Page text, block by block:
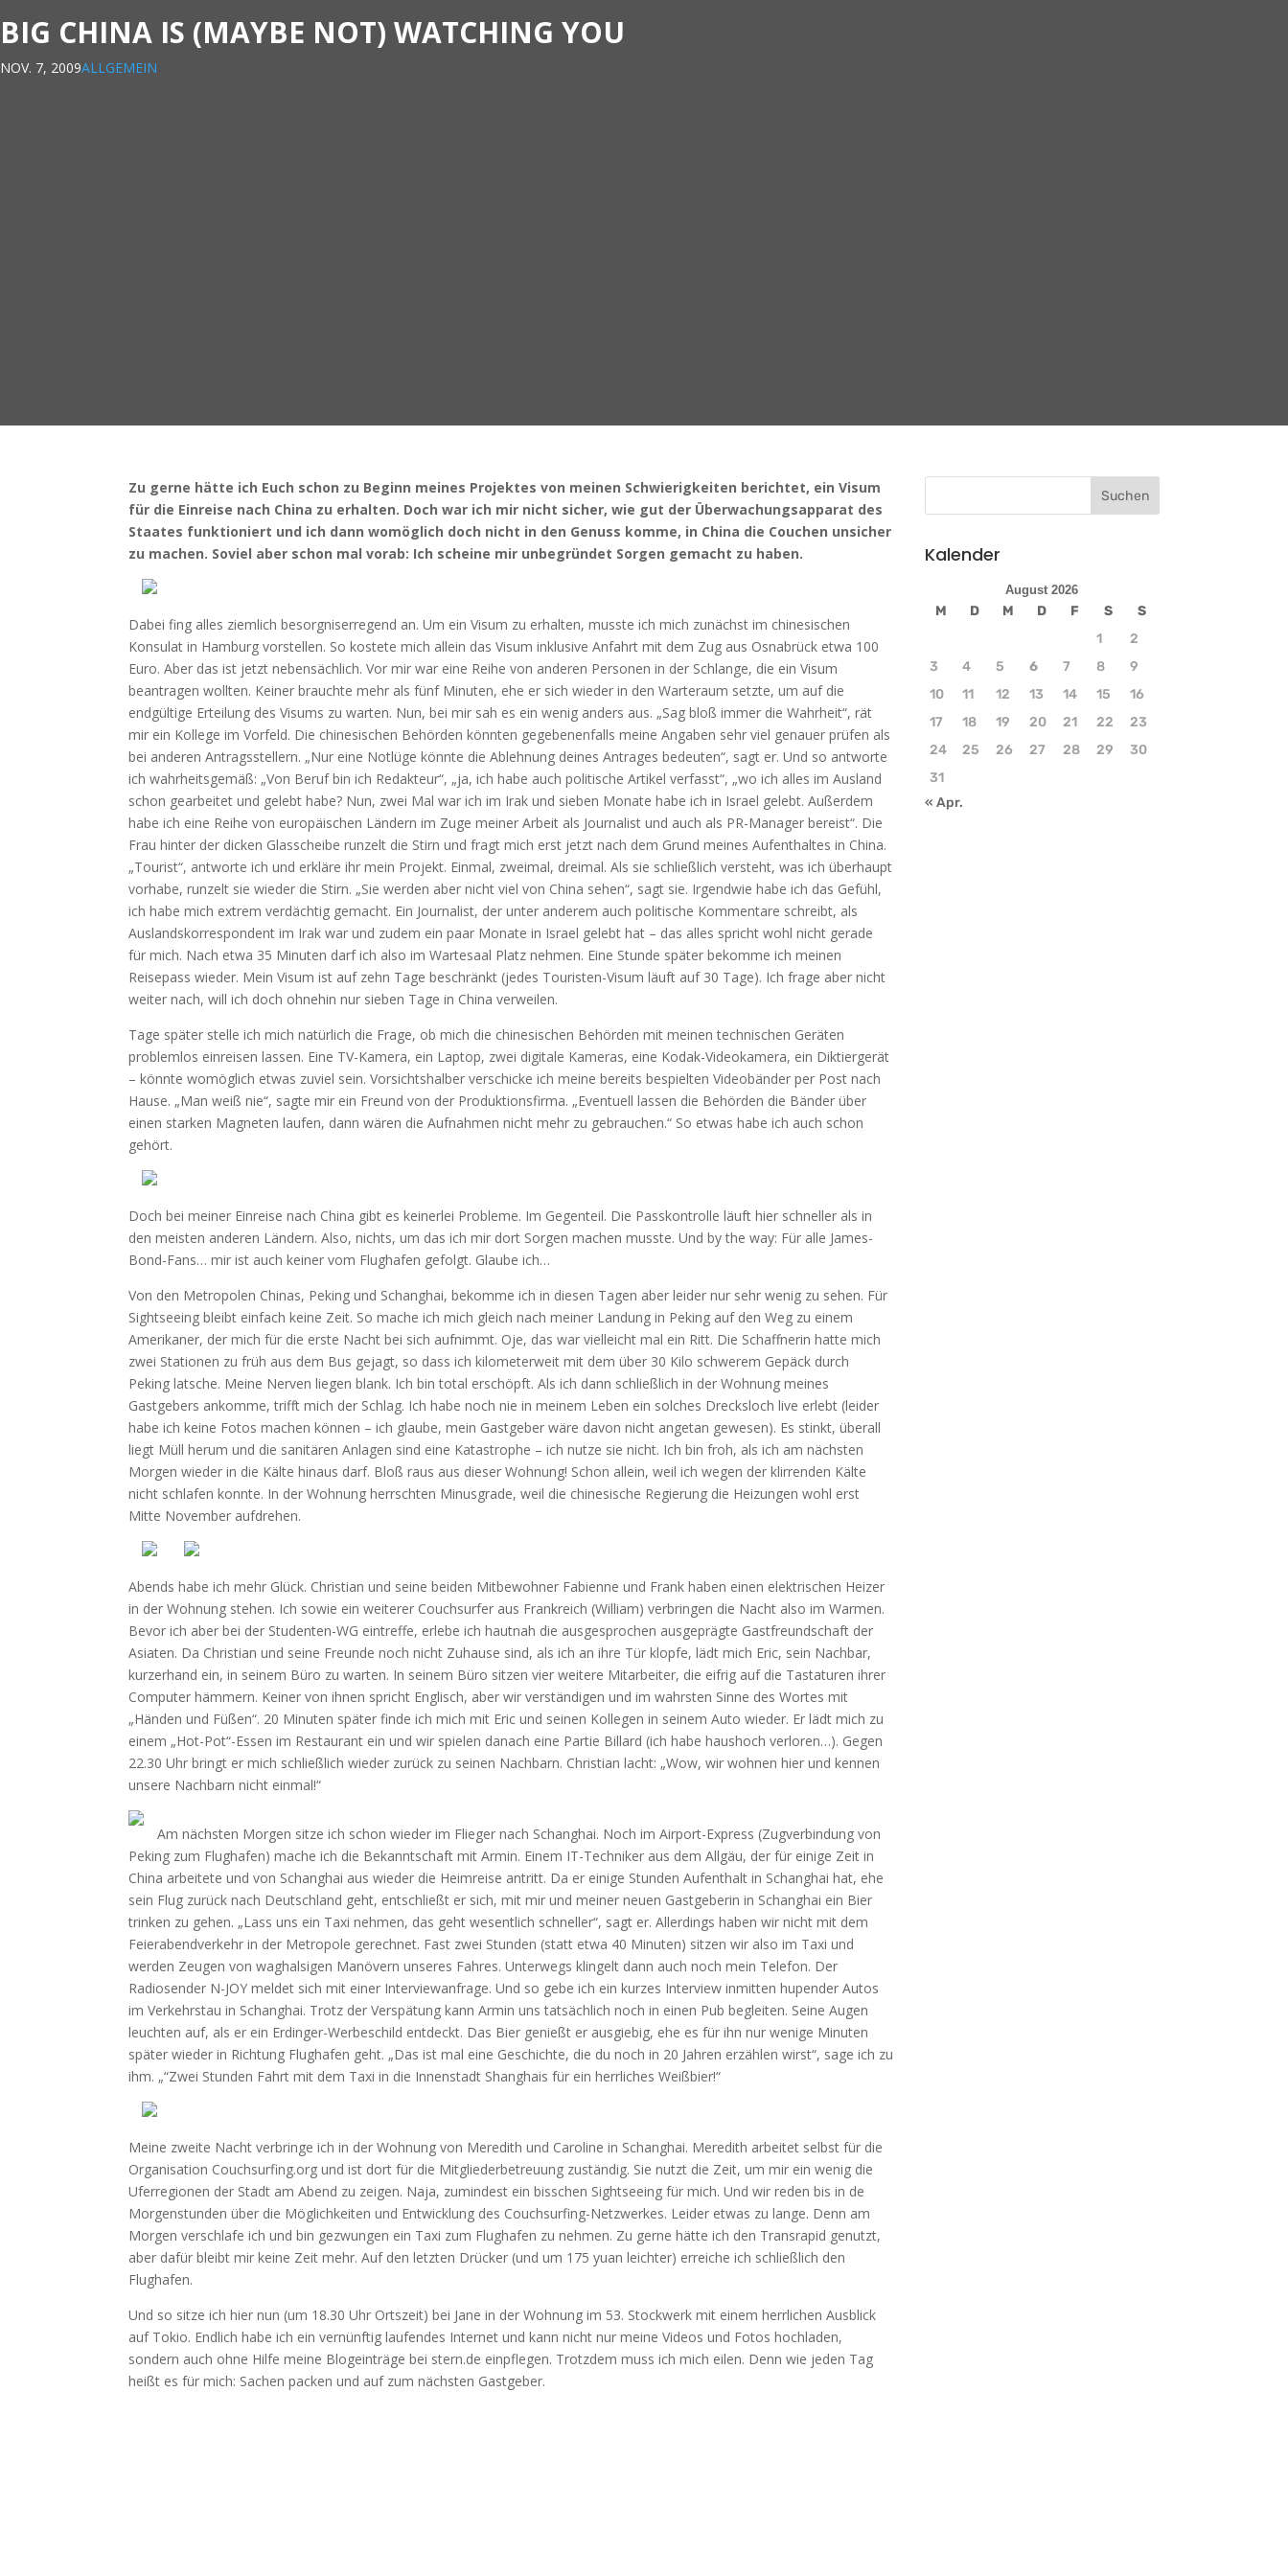
BIG CHINA IS (MAYBE NOT) WATCHING YOU
NOV. 7, 2009ALLGEMEIN
Zu gerne hätte ich Euch schon zu Beginn meines Projektes von meinen Schwierigkeiten berichtet, ein Visum
für die Einreise nach China zu erhalten. Doch war ich mir nicht sicher, wie gut der Überwachungsapparat des
Staates funktioniert und ich dann womöglich doch nicht in den Genuss komme, in China die Couchen unsicher
zu machen. Soviel aber schon mal vorab: Ich scheine mir unbegründet Sorgen gemacht zu haben.
Dabei fing alles ziemlich besorgniserregend an. Um ein Visum zu erhalten, musste ich mich zunächst im chinesischen
Konsulat in Hamburg vorstellen. So kostete mich allein das Visum inklusive Anfahrt mit dem Zug aus Osnabrück etwa 100
Euro. Aber das ist jetzt nebensächlich. Vor mir war eine Reihe von anderen Personen in der Schlange, die ein Visum
beantragen wollten. Keiner brauchte mehr als fünf Minuten, ehe er sich wieder in den Warteraum setzte, um auf die
endgültige Erteilung des Visums zu warten. Nun, bei mir sah es ein wenig anders aus. „Sag bloß immer die Wahrheit“, rät
mir ein Kollege im Vorfeld. Die chinesischen Behörden könnten gegebenenfalls meine Angaben sehr viel genauer prüfen als
bei anderen Antragsstellern. „Nur eine Notlüge könnte die Ablehnung deines Antrages bedeuten“, sagt er. Und so antworte
ich wahrheitsgemäß: „Von Beruf bin ich Redakteur“, „ja, ich habe auch politische Artikel verfasst“, „wo ich alles im Ausland
schon gearbeitet und gelebt habe? Nun, zwei Mal war ich im Irak und sieben Monate habe ich in Israel gelebt. Außerdem
habe ich eine Reihe von europäischen Ländern im Zuge meiner Arbeit als Journalist und auch als PR-Manager bereist“. Die
Frau hinter der dicken Glasscheibe runzelt die Stirn und fragt mich erst jetzt nach dem Grund meines Aufenthaltes in China.
„Tourist“, antworte ich und erkläre ihr mein Projekt. Einmal, zweimal, dreimal. Als sie schließlich versteht, was ich überhaupt
vorhabe, runzelt sie wieder die Stirn. „Sie werden aber nicht viel von China sehen“, sagt sie. Irgendwie habe ich das Gefühl,
ich habe mich extrem verdächtig gemacht. Ein Journalist, der unter anderem auch politische Kommentare schreibt, als
Auslandskorrespondent im Irak war und zudem ein paar Monate in Israel gelebt hat – das alles spricht wohl nicht gerade
für mich. Nach etwa 35 Minuten darf ich also im Wartesaal Platz nehmen. Eine Stunde später bekomme ich meinen
Reisepass wieder. Mein Visum ist auf zehn Tage beschränkt (jedes Touristen-Visum läuft auf 30 Tage). Ich frage aber nicht
weiter nach, will ich doch ohnehin nur sieben Tage in China verweilen.
Tage später stelle ich mich natürlich die Frage, ob mich die chinesischen Behörden mit meinen technischen Geräten
problemlos einreisen lassen. Eine TV-Kamera, ein Laptop, zwei digitale Kameras, eine Kodak-Videokamera, ein Diktiergerät
– könnte womöglich etwas zuviel sein. Vorsichtshalber verschicke ich meine bereits bespielten Videobänder per Post nach
Hause. „Man weiß nie“, sagte mir ein Freund von der Produktionsfirma. „Eventuell lassen die Behörden die Bänder über
einen starken Magneten laufen, dann wären die Aufnahmen nicht mehr zu gebrauchen.“ So etwas habe ich auch schon
gehört.
Doch bei meiner Einreise nach China gibt es keinerlei Probleme. Im Gegenteil. Die Passkontrolle läuft hier schneller als in
den meisten anderen Ländern. Also, nichts, um das ich mir dort Sorgen machen musste. Und by the way: Für alle James-
Bond-Fans… mir ist auch keiner vom Flughafen gefolgt. Glaube ich…
Von den Metropolen Chinas, Peking und Schanghai, bekomme ich in diesen Tagen aber leider nur sehr wenig zu sehen. Für
Sightseeing bleibt einfach keine Zeit. So mache ich mich gleich nach meiner Landung in Peking auf den Weg zu einem
Amerikaner, der mich für die erste Nacht bei sich aufnimmt. Oje, das war vielleicht mal ein Ritt. Die Schaffnerin hatte mich
zwei Stationen zu früh aus dem Bus gejagt, so dass ich kilometerweit mit dem über 30 Kilo schwerem Gepäck durch
Peking latsche. Meine Nerven liegen blank. Ich bin total erschöpft. Als ich dann schließlich in der Wohnung meines
Gastgebers ankomme, trifft mich der Schlag. Ich habe noch nie in meinem Leben ein solches Drecksloch live erlebt (leider
habe ich keine Fotos machen können – ich glaube, mein Gastgeber wäre davon nicht angetan gewesen). Es stinkt, überall
liegt Müll herum und die sanitären Anlagen sind eine Katastrophe – ich nutze sie nicht. Ich bin froh, als ich am nächsten
Morgen wieder in die Kälte hinaus darf. Bloß raus aus dieser Wohnung! Schon allein, weil ich wegen der klirrenden Kälte
nicht schlafen konnte. In der Wohnung herrschten Minusgrade, weil die chinesische Regierung die Heizungen wohl erst
Mitte November aufdrehen.
Abends habe ich mehr Glück. Christian und seine beiden Mitbewohner Fabienne und Frank haben einen elektrischen Heizer
in der Wohnung stehen. Ich sowie ein weiterer Couchsurfer aus Frankreich (William) verbringen die Nacht also im Warmen.
Bevor ich aber bei der Studenten-WG eintreffe, erlebe ich hautnah die ausgesprochen ausgeprägte Gastfreundschaft der
Asiaten. Da Christian und seine Freunde noch nicht Zuhause sind, als ich an ihre Tür klopfe, lädt mich Eric, sein Nachbar,
kurzerhand ein, in seinem Büro zu warten. In seinem Büro sitzen vier weitere Mitarbeiter, die eifrig auf die Tastaturen ihrer
Computer hämmern. Keiner von ihnen spricht Englisch, aber wir verständigen und im wahrsten Sinne des Wortes mit
„Händen und Füßen“. 20 Minuten später finde ich mich mit Eric und seinen Kollegen in seinem Auto wieder. Er lädt mich zu
einem „Hot-Pot“-Essen im Restaurant ein und wir spielen danach eine Partie Billard (ich habe haushoch verloren…). Gegen
22.30 Uhr bringt er mich schließlich wieder zurück zu seinen Nachbarn. Christian lacht: „Wow, wir wohnen hier und kennen
unsere Nachbarn nicht einmal!“
Am nächsten Morgen sitze ich schon wieder im Flieger nach Schanghai. Noch im Airport-Express (Zugverbindung von
Peking zum Flughafen) mache ich die Bekanntschaft mit Armin. Einem IT-Techniker aus dem Allgäu, der für einige Zeit in
China arbeitete und von Schanghai aus wieder die Heimreise antritt. Da er einige Stunden Aufenthalt in Schanghai hat, ehe
sein Flug zurück nach Deutschland geht, entschließt er sich, mit mir und meiner neuen Gastgeberin in Schanghai ein Bier
trinken zu gehen. „Lass uns ein Taxi nehmen, das geht wesentlich schneller“, sagt er. Allerdings haben wir nicht mit dem
Feierabendverkehr in der Metropole gerechnet. Fast zwei Stunden (statt etwa 40 Minuten) sitzen wir also im Taxi und
werden Zeugen von waghalsigen Manövern unseres Fahres. Unterwegs klingelt dann auch noch mein Telefon. Der
Radiosender N-JOY meldet sich mit einer Interviewanfrage. Und so gebe ich ein kurzes Interview inmitten hupender Autos
im Verkehrstau in Schanghai. Trotz der Verspätung kann Armin uns tatsächlich noch in einen Pub begleiten. Seine Augen
leuchten auf, als er ein Erdinger-Werbeschild entdeckt. Das Bier genießt er ausgiebig, ehe es für ihn nur wenige Minuten
später wieder in Richtung Flughafen geht. „Das ist mal eine Geschichte, die du noch in 20 Jahren erzählen wirst“, sage ich zu
ihm. „“Zwei Stunden Fahrt mit dem Taxi in die Innenstadt Shanghais für ein herrliches Weißbier!“
Meine zweite Nacht verbringe ich in der Wohnung von Meredith und Caroline in Schanghai. Meredith arbeitet selbst für die
Organisation Couchsurfing.org und ist dort für die Mitgliederbetreuung zuständig. Sie nutzt die Zeit, um mir ein wenig die
Uferregionen der Stadt am Abend zu zeigen. Naja, zumindest ein bisschen Sightseeing für mich. Und wir reden bis in de
Morgenstunden über die Möglichkeiten und Entwicklung des Couchsurfing-Netzwerkes. Leider etwas zu lange. Denn am
Morgen verschlafe ich und bin gezwungen ein Taxi zum Flughafen zu nehmen. Zu gerne hätte ich den Transrapid genutzt,
aber dafür bleibt mir keine Zeit mehr. Auf den letzten Drücker (und um 175 yuan leichter) erreiche ich schließlich den
Flughafen.
Und so sitze ich hier nun (um 18.30 Uhr Ortszeit) bei Jane in der Wohnung im 53. Stockwerk mit einem herrlichen Ausblick
auf Tokio. Endlich habe ich ein vernünftig laufendes Internet und kann nicht nur meine Videos und Fotos hochladen,
sondern auch ohne Hilfe meine Blogeinträge bei stern.de einpflegen. Trotzdem muss ich mich eilen. Denn wie jeden Tag
heißt es für mich: Sachen packen und auf zum nächsten Gastgeber.
Kalender
August 2026
M D M D F S
S
1
2
3
4 5 6 7 8
9
10
11 12 13 14 15
16
17
18 19 20 21 22
23
24
25 26 27 28 29
30
31
« Apr.